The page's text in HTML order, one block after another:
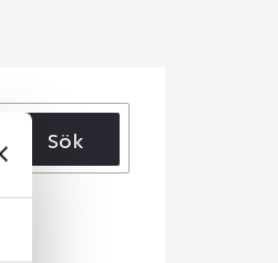
Sök